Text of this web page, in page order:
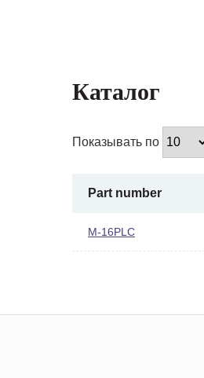
Каталог
Показывать по
Part number
M-16PLC